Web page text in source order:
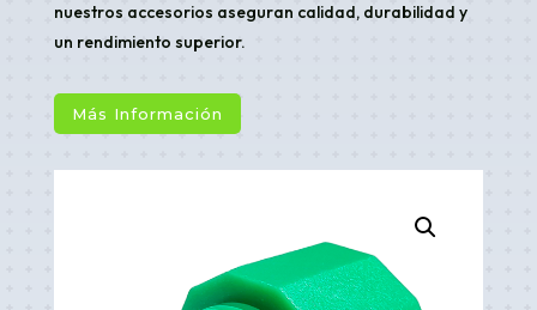
nuestros accesorios aseguran calidad, durabilidad y
un rendimiento superior.
Más Información